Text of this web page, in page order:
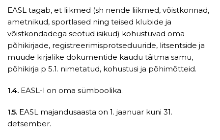
EASL tagab, et liikmed (sh nende liikmed, võistkonnad,
ametnikud, sportlased ning teised klubide ja
võistkondadega seotud isikud) kohustuvad oma
põhikirjade, registreerimisprotseduuride, litsentside ja
muude kirjalike dokumentide kaudu täitma samu,
põhikirja p 5.1. nimetatud, kohustusi ja põhimõtteid.
1.4. EASL-l on oma sümboolika.
1.5. EASL majandusaasta on 1. jaanuar kuni 31.
detsember.